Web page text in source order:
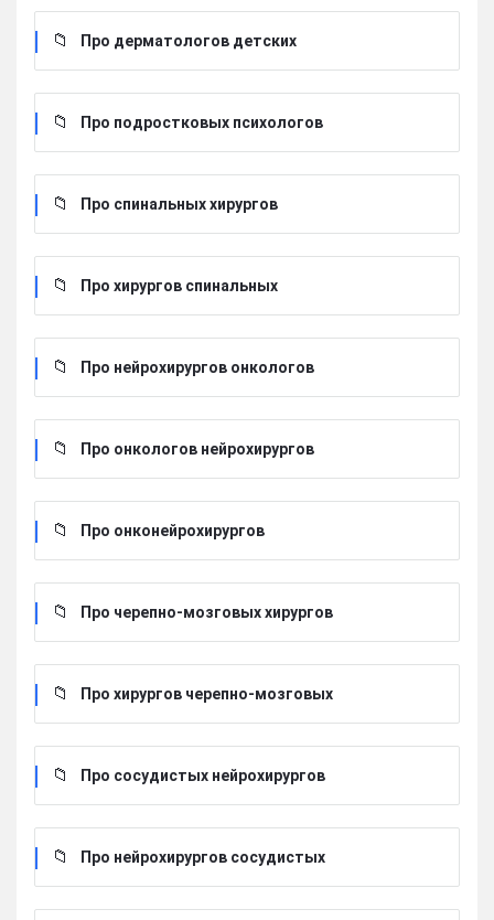
Про дерматологов детских
Про подростковых психологов
Про спинальных хирургов
Про хирургов cпинальных
Про нейрохирургов онкологов
Про онкологов нейрохирургов
Про онконейрохирургов
Про черепно-мозговых хирургов
Про хирургов черепно-мозговых
Про сосудистых нейрохирургов
Про нейрохирургов сосудистых